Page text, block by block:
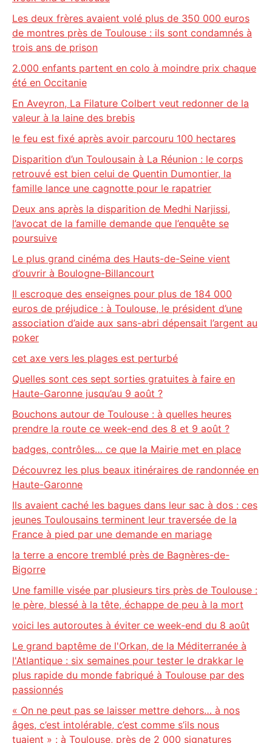
Les deux frères avaient volé plus de 350 000 euros
de montres près de Toulouse : ils sont condamnés à
trois ans de prison
2.000 enfants partent en colo à moindre prix chaque
été en Occitanie
En Aveyron, La Filature Colbert veut redonner de la
valeur à la laine des brebis
le feu est fixé après avoir parcouru 100 hectares
Disparition d’un Toulousain à La Réunion : le corps
retrouvé est bien celui de Quentin Dumontier, la
famille lance une cagnotte pour le rapatrier
Deux ans après la disparition de Medhi Narjissi,
l’avocat de la famille demande que l’enquête se
poursuive
Le plus grand cinéma des Hauts-de-Seine vient
d’ouvrir à Boulogne-Billancourt
Il escroque des enseignes pour plus de 184 000
euros de préjudice : à Toulouse, le président d’une
association d’aide aux sans-abri dépensait l’argent au
poker
cet axe vers les plages est perturbé
Quelles sont ces sept sorties gratuites à faire en
Haute-Garonne jusqu’au 9 août ?
Bouchons autour de Toulouse : à quelles heures
prendre la route ce week-end des 8 et 9 août ?
badges, contrôles… ce que la Mairie met en place
Découvrez les plus beaux itinéraires de randonnée en
Haute-Garonne
Ils avaient caché les bagues dans leur sac à dos : ces
jeunes Toulousains terminent leur traversée de la
France à pied par une demande en mariage
la terre a encore tremblé près de Bagnères-de-
Bigorre
Une famille visée par plusieurs tirs près de Toulouse :
le père, blessé à la tête, échappe de peu à la mort
voici les autoroutes à éviter ce week-end du 8 août
Le grand baptême de l'Orkan, de la Méditerranée à
l'Atlantique : six semaines pour tester le drakkar le
plus rapide du monde fabriqué à Toulouse par des
passionnés
« On ne peut pas se laisser mettre dehors… à nos
âges, c’est intolérable, c’est comme s’ils nous
tuaient » : à Toulouse, près de 2 000 signatures